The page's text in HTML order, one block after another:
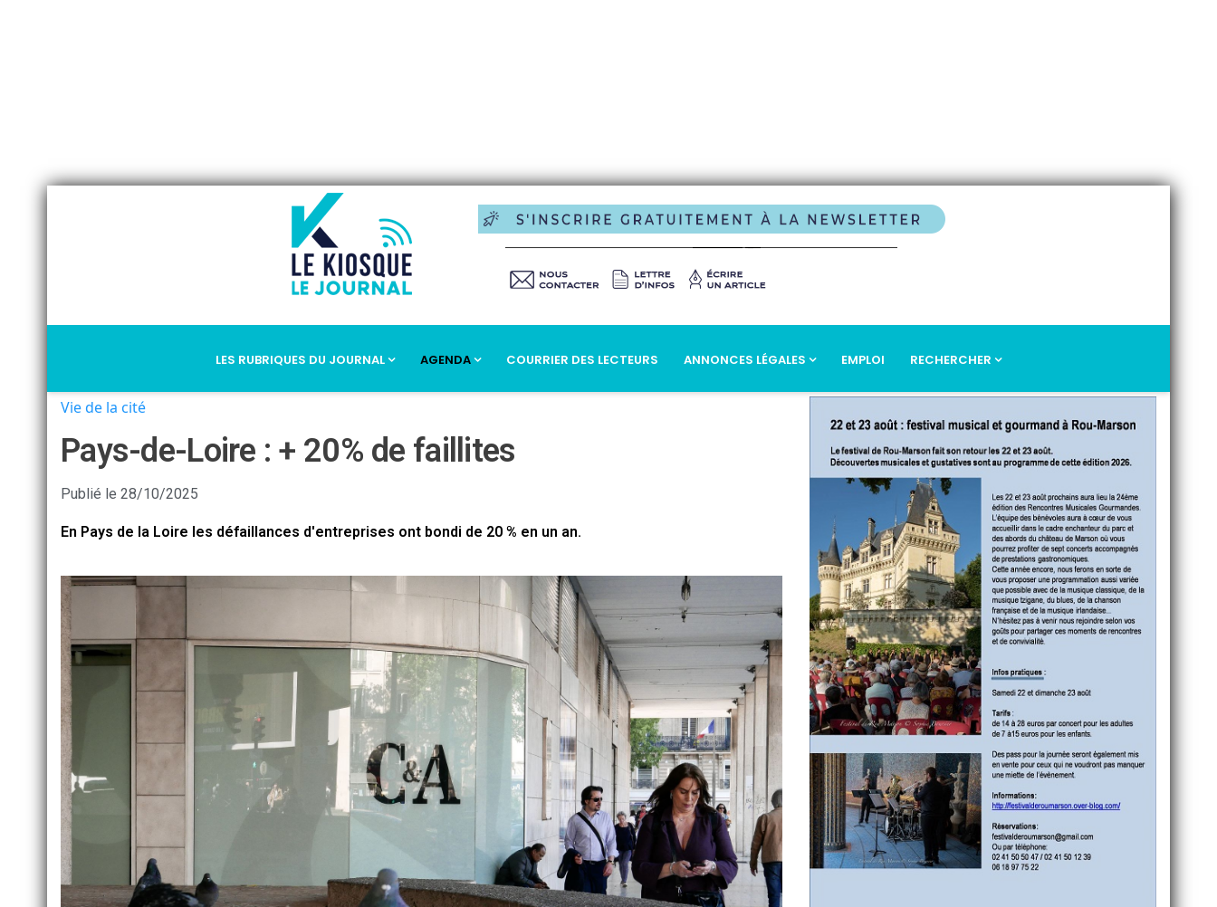
LES RUBRIQUES DU JOURNAL AGENDA COURRIER DES LECTEURS ANNONCES LÉGALES EMPLOI RECHERCHER
Vie de la cité
Pays-de-Loire : + 20% de faillites
Publié le 28/10/2025
En Pays de la Loire les défaillances d'entreprises ont bondi de 20 % en un an.